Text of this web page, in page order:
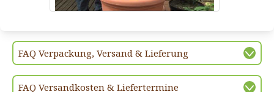
FAQ Verpackung, Versand & Lieferung
FAQ Versandkosten & Liefertermine